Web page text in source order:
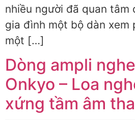
nhiều người đã quan tâm
gia đình một bộ dàn xem
một […]
Dòng ampli
Onkyo – Loa
xứng tầm âm